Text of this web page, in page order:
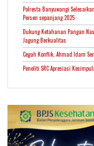
Polresta Banyuwangi
Persen sepanjang 2025
Dukung Ketahanan Pangan
Jagung Berkualitas
Cegah Konflik, Ahmad Idam
Peneliti SRC Apresiasi